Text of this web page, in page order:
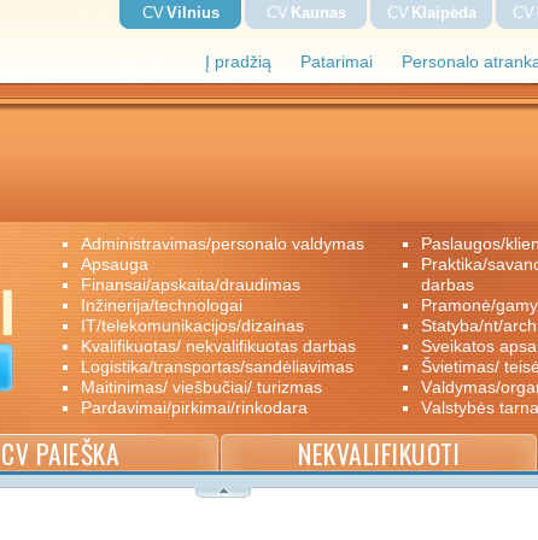
Į pradžią Patarimai Personalo
CVVilnius CV Kaunas CV Klaipėda CV
administravimas/personalo valdymas
apsauga
finansai/apskaita/draudimas
inžinerija/technologai
IT/telekomunikacijos/dizainas
kvalifikuotas/ nekvalifikuotas darbas
logistika/transportas/sandėliavimas
maitinimas/ viešbučiai/ turizmas
pardavimai/pirkimai/rinkodara
paslaugos/
praktika/savanoriškas darbas/papildomas
darbas
pramonė/
statyba/nt/
sveikatos
švietimas/
valdymas/
valstybės
CV PAIEŠKA NEKVALIFIKUOTI